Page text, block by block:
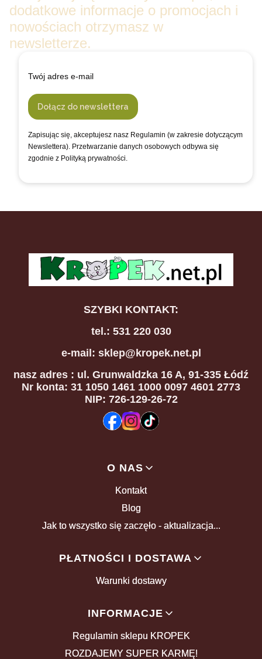
dodatkowe informacje o promocjach i
nowościach otrzymasz w
newsletterze.
Twój adres e-mail
Dołącz do newslettera
Zapisując się, akceptujesz nasz Regulamin (w zakresie dotyczącym
Newslettera). Przetwarzanie danych osobowych odbywa się
zgodnie z Polityką prywatności.
SZYBKI KONTAKT:
tel.: 531 220 030
e-mail: sklep@kropek.net.pl
nasz adres : ul. Grunwaldzka 16 A, 91-335 Łódź
Nr konta: 31 1050 1461 1000 0097 4601 2773
NIP: 726-129-26-72
O NAS
Kontakt
Blog
Jak to wszystko się zaczęło - aktualizacja...
PŁATNOŚCI I DOSTAWA
Warunki dostawy
INFORMACJE
Regulamin sklepu KROPEK
ROZDAJEMY SUPER KARMĘ!